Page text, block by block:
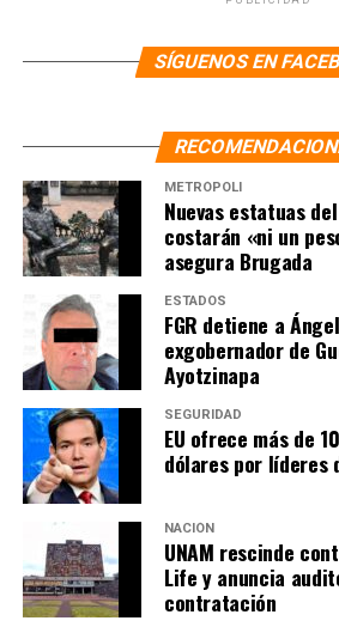
Cuartoscuro
Cuartoscuro
Vecinos de distintas alcaldías de la
también, algunos con la precaución
intentando calmar el temor de sus
Cuartoscuro
Cuartoscuro
Cuartoscuro
SÍGUENOS EN
METRÓPOLI
Nuevas estatuas
costarán «ni un
asegura Brugada
ESTADOS
FGR detiene a
exgobernador de
Ayotzinapa
SEGURIDAD
EU ofrece más de
dólares por líderes
NACIÓN
UNAM rescinde
Life y anuncia
contratación